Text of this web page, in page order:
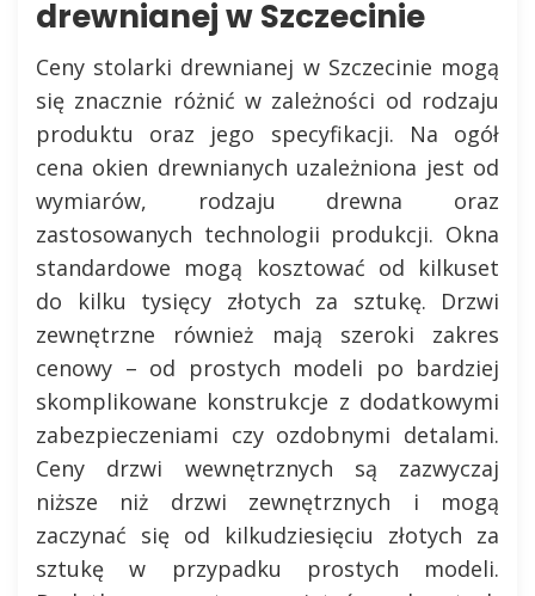
drewnianej w Szczecinie
Ceny stolarki drewnianej w Szczecinie mogą
się znacznie różnić w zależności od rodzaju
produktu oraz jego specyfikacji. Na ogół
cena okien drewnianych uzależniona jest od
wymiarów, rodzaju drewna oraz
zastosowanych technologii produkcji. Okna
standardowe mogą kosztować od kilkuset
do kilku tysięcy złotych za sztukę. Drzwi
zewnętrzne również mają szeroki zakres
cenowy – od prostych modeli po bardziej
skomplikowane konstrukcje z dodatkowymi
zabezpieczeniami czy ozdobnymi detalami.
Ceny drzwi wewnętrznych są zazwyczaj
niższe niż drzwi zewnętrznych i mogą
zaczynać się od kilkudziesięciu złotych za
sztukę w przypadku prostych modeli.